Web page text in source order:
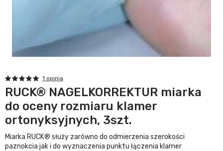
1 opinia
RUCK® NAGELKORREKTUR miarka
do oceny rozmiaru klamer
ortonyksyjnych, 3szt.
Miarka RUCK® służy zarówno do odmierzenia szerokości
paznokcia jak i do wyznaczenia punktu łączenia klamer